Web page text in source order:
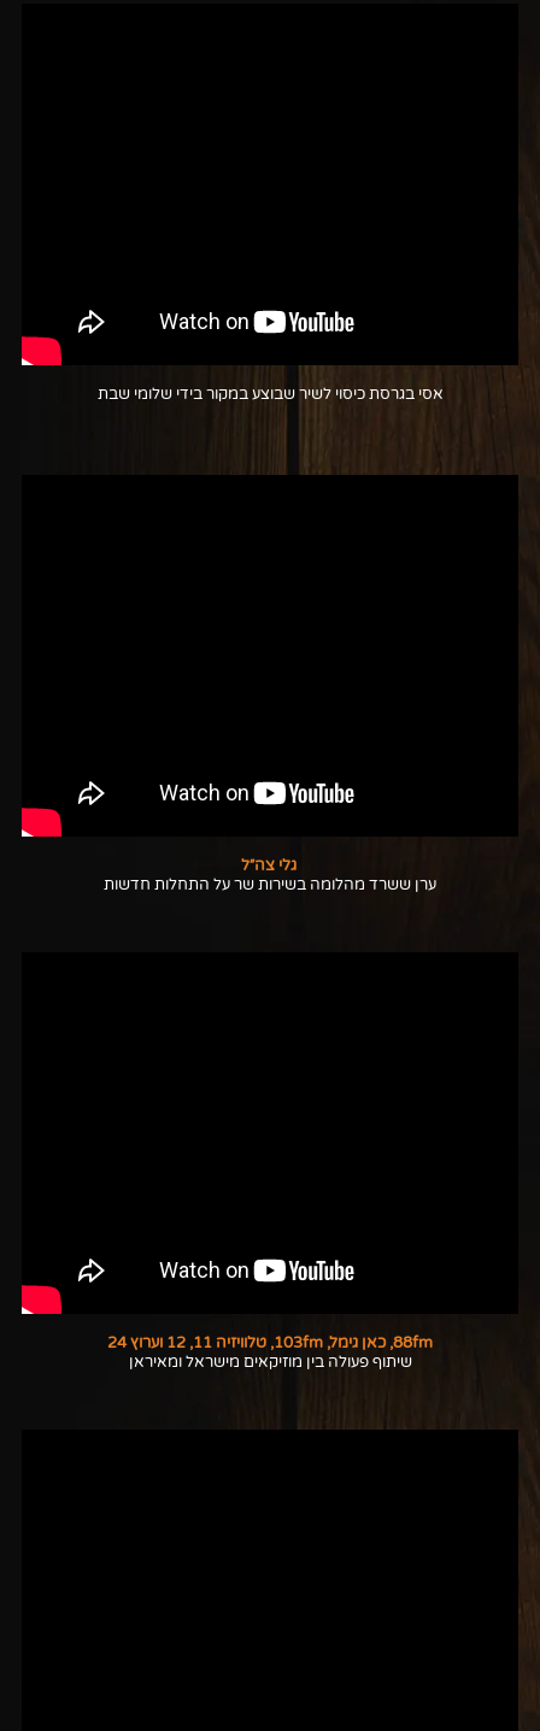
אסי בגרסת כיסוי לשיר שבוצע במקור בידי שלומי שבת
גלי צה״ל
ערן ששרד מהלומה בשירות שר על התחלות חדשות
שיתוף פעולה בין מוזיקאים מישראל ומאיראן